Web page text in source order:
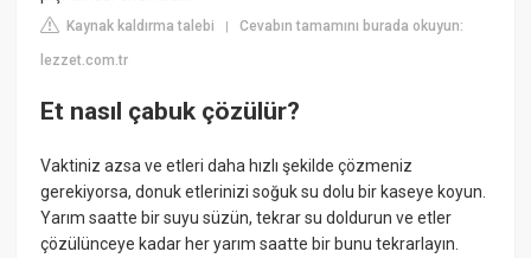
Kaynak kaldırma talebi |Cevabın tamamını burada okuyun:
lezzet.com.tr
Et nasıl çabuk çözülür?
Vaktiniz azsa ve etleri daha hızlı şekilde çözmeniz
gerekiyorsa, donuk etlerinizi soğuk su dolu bir kaseye koyun.
Yarım saatte bir suyu süzün, tekrar su doldurun ve etler
çözülünceye kadar her yarım saatte bir bunu tekrarlayın.